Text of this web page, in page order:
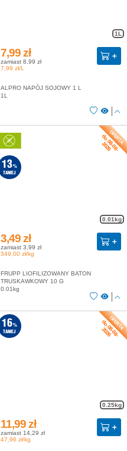
1L
7,99 zł
zamiast 8,99 zł
7,99 zł/L
ALPRO NAPÓJ SOJOWY 1 L
1L
0.01kg
do 08-08-
2026
13%
TANIEJ
3,49 zł
zamiast 3,99 zł
349,00 zł/kg
FRUPP LIOFILIZOWANY BATON
TRUSKAWKOWY 10 G
0.01kg
0.25kg
do 08-08-
2026
16%
TANIEJ
11,99 zł
zamiast 14,29 zł
47,96 zł/kg